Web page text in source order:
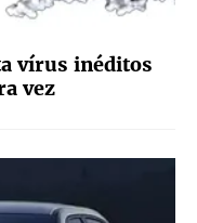
vírus inéditos
vez